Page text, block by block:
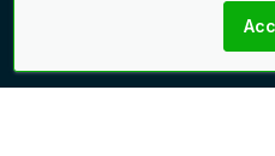
Creare